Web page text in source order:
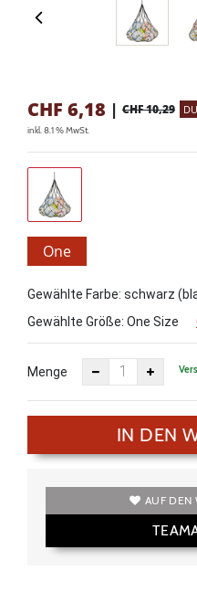
CHF 6,18 | CHF 10,29
inkl. 8.1 % MwSt.
One
Gewählte Farbe: schwarz
Gewählte Größe: One Size
Menge
IN DEN
AUF DEN